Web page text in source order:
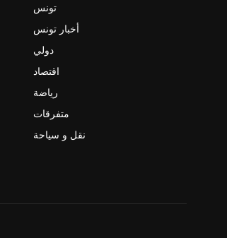
تونس
أخبار تونس
دولي
اقتصاد
رياضة
متفرقات
نقل و سياحة